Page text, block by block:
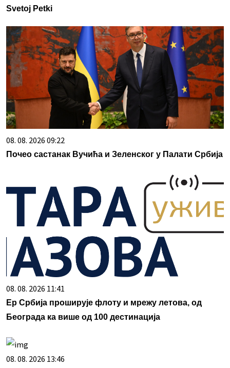
Svetoj Petki
08. 08. 2026 09:22
Почео састанак Вучића и Зеленског у Палати Србија
08. 08. 2026 11:41
Ер Србија проширује флоту и мрежу летова, од
Београда ка више од 100 дестинација
08. 08. 2026 13:46